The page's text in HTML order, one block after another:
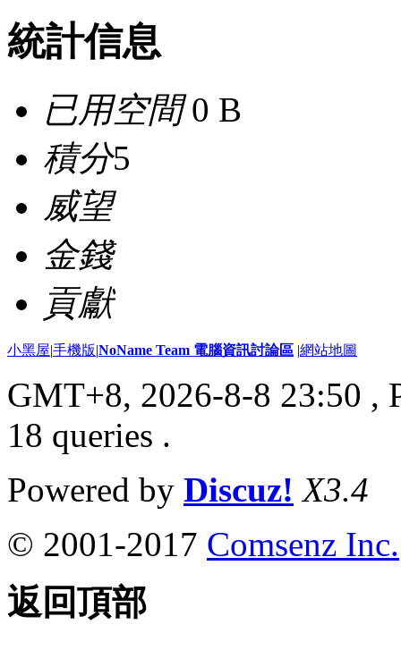
統計信息
已用空間0 B
積分5
威望
金錢
貢獻
小黑屋|手機版|NoName Team 電腦資訊討論區 |網站地圖
GMT+8, 2026-8-8 23:50 ,
18 queries .
Powered by Discuz! X3.4
© 2001-2017 Comsenz Inc.
返回頂部